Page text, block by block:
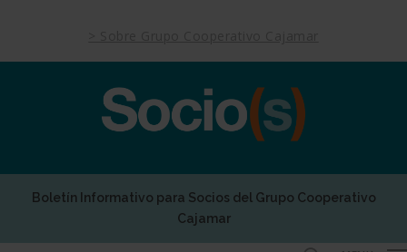
main
Boletín Informativo para Socios del Grupo Cooperativo
Cajamar